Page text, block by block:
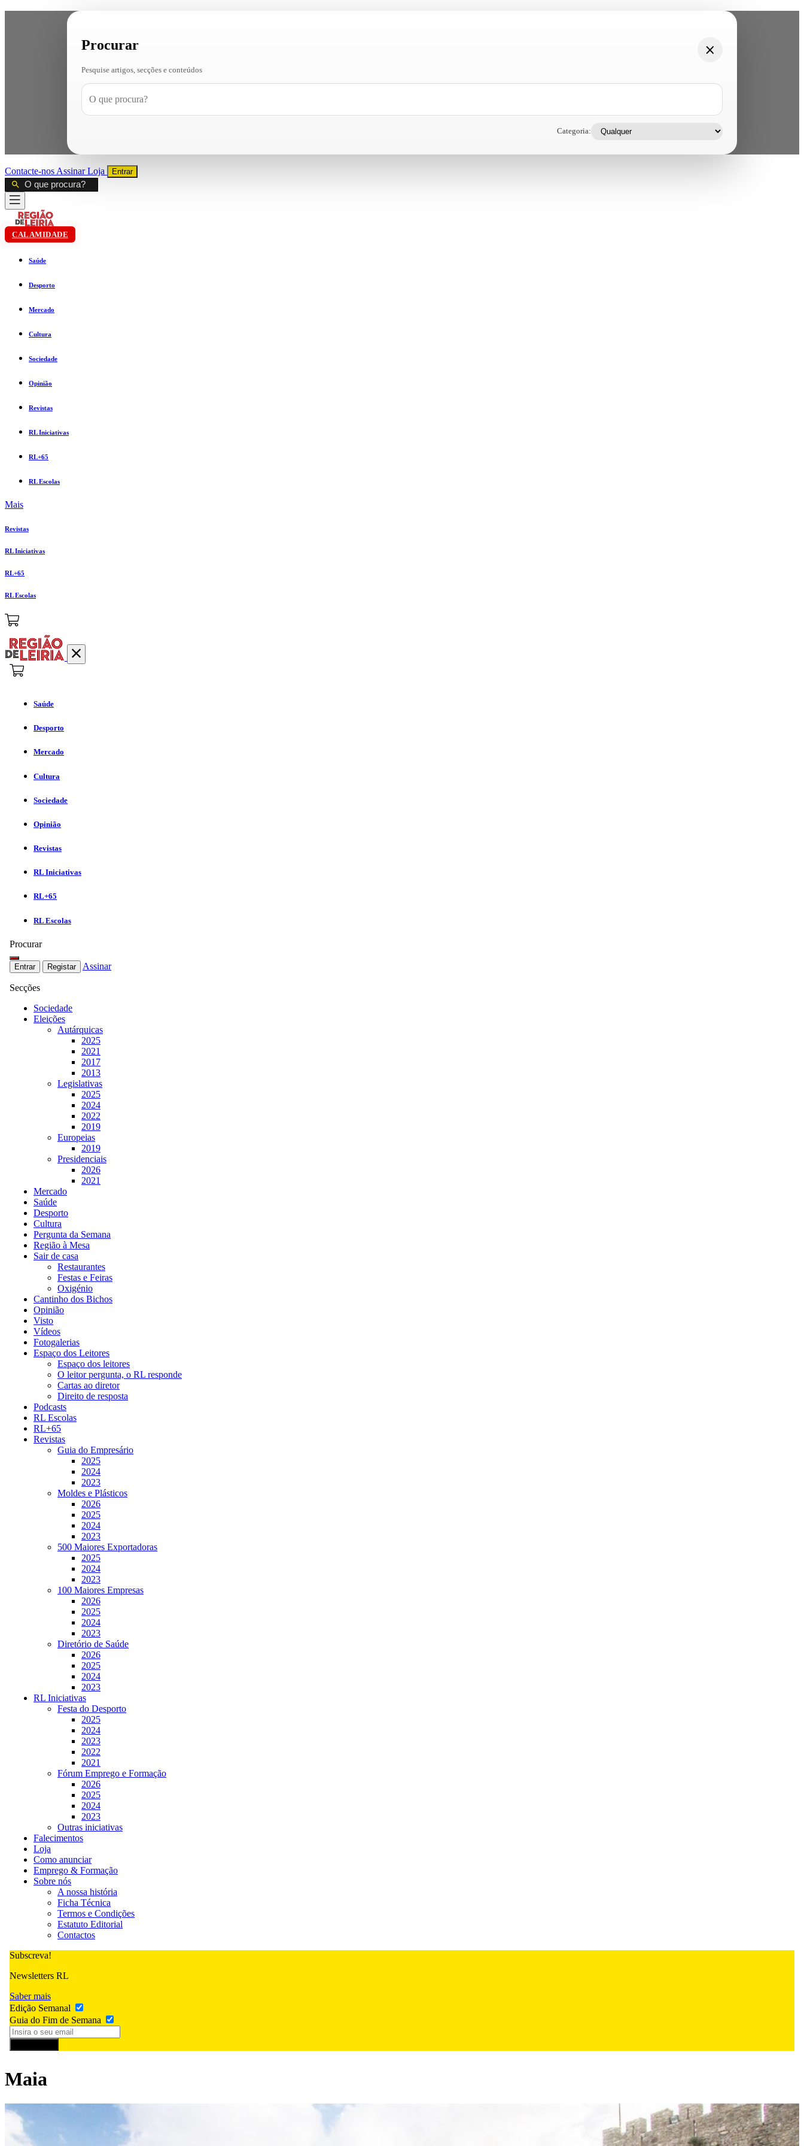
Procurar
Pesquise artigos, secções e conteúdos
Categoria:
Contacte-nos AssinarLoja Entrar
CALAMIDADE
Saúde
Desporto
Mercado
Cultura
Sociedade
Opinião
Revistas
RL Iniciativas
RL+65
RL Escolas
Mais
Revistas
RL Iniciativas
RL+65
RL Escolas
Saúde
Desporto
Mercado
Cultura
Sociedade
Opinião
Revistas
RL Iniciativas
RL+65
RL Escolas
Procurar
Entrar Registar Assinar
Secções
Sociedade
Eleições
Autárquicas
2025
2021
2017
2013
Legislativas
2025
2024
2022
2019
Europeias
2019
Presidenciais
2026
2021
Mercado
Saúde
Desporto
Cultura
Pergunta da Semana
Região à Mesa
Sair de casa
Restaurantes
Festas e Feiras
Oxigénio
Cantinho dos Bichos
Opinião
Visto
Vídeos
Fotogalerias
Espaço dos Leitores
Espaço dos leitores
O leitor pergunta, o RL responde
Cartas ao diretor
Direito de resposta
Podcasts
RL Escolas
RL+65
Revistas
Guia do Empresário
2025
2024
2023
Moldes e Plásticos
2026
2025
2024
2023
500 Maiores Exportadoras
2025
2024
2023
100 Maiores Empresas
2026
2025
2024
2023
Diretório de Saúde
2026
2025
2024
2023
RL Iniciativas
Festa do Desporto
2025
2024
2023
2022
2021
Fórum Emprego e Formação
2026
2025
2024
2023
Outras iniciativas
Falecimentos
Loja
Como anunciar
Emprego & Formação
Sobre nós
A nossa história
Ficha Técnica
Termos e Condições
Estatuto Editorial
Contactos
Subscreva!
Newsletters RL
Saber mais
Edição Semanal
Guia do Fim de Semana
Maia